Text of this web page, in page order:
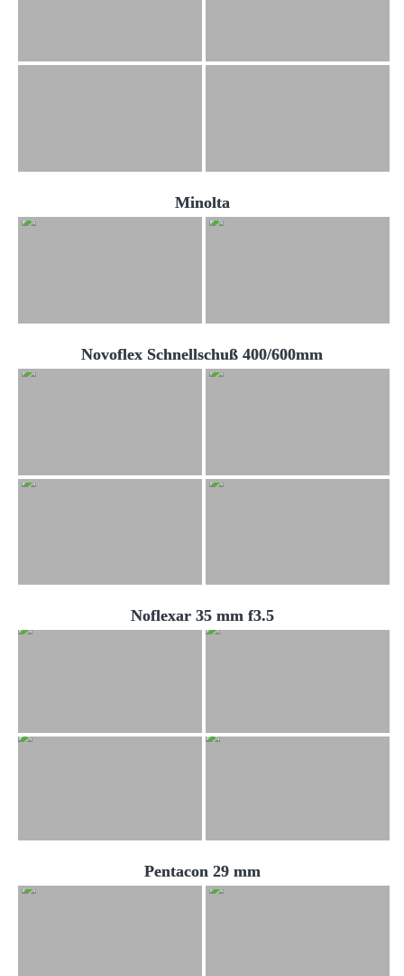
Minolta
Novoflex Schnellschuß 400/600mm
Noflexar 35 mm f3.5
Pentacon 29 mm